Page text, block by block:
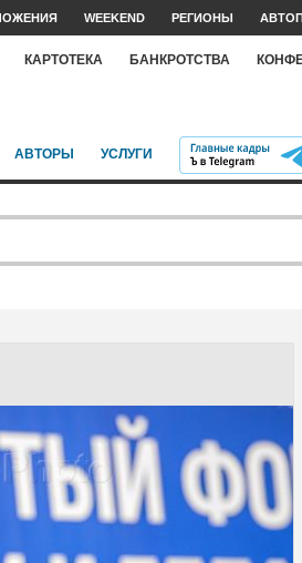
WEEKEND РЕГИОНЫ
КАРТОТЕКА БАНКРОТСТВА
АВТОРЫ УСЛУГИ